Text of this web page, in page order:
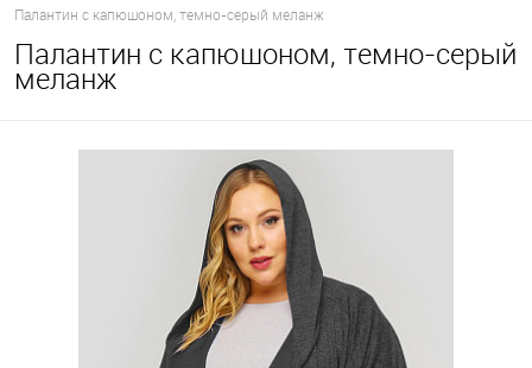
Палантин с капюшоном, темно-серый меланж
Палантин с капюшоном, темно-серый
меланж